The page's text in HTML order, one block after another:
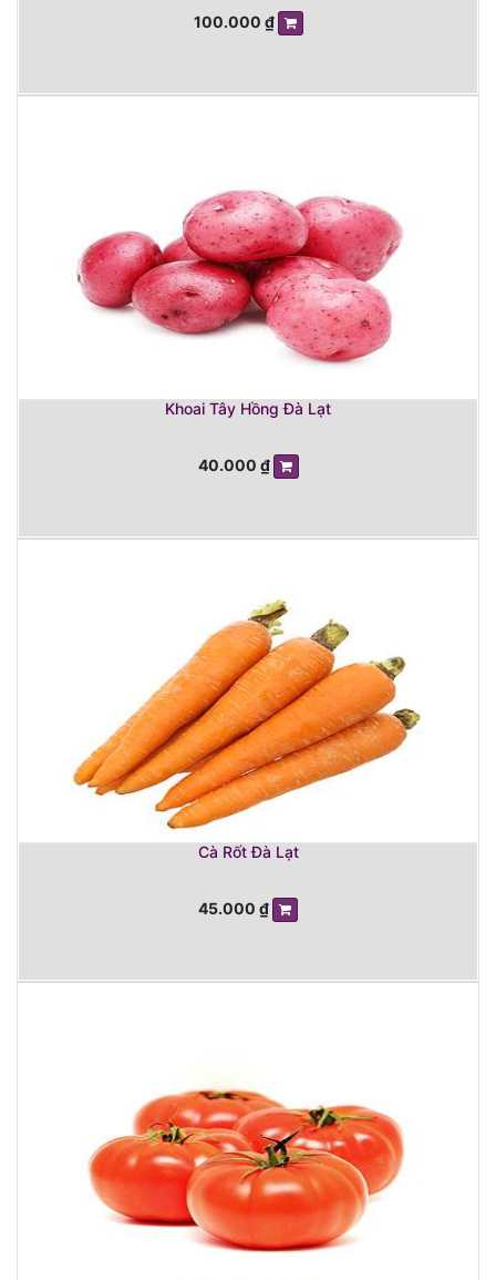
100.000 ₫
Khoai Tây Hồng Đà Lạt
40.000 ₫
Cà Rốt Đà Lạt
45.000 ₫